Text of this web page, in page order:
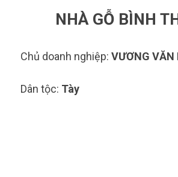
NHÀ GỖ BÌNH
Chủ doanh nghiệp: VƯƠNG VĂN
Dân tộc: Tày